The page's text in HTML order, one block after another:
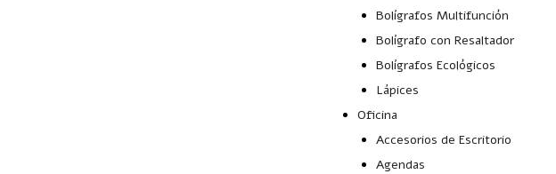
Bolígrafos Multifunción
Bolígrafo con Resaltador
Bolígrafos Ecológicos
Lápices
Oficina
Accesorios de Escritorio
Agendas